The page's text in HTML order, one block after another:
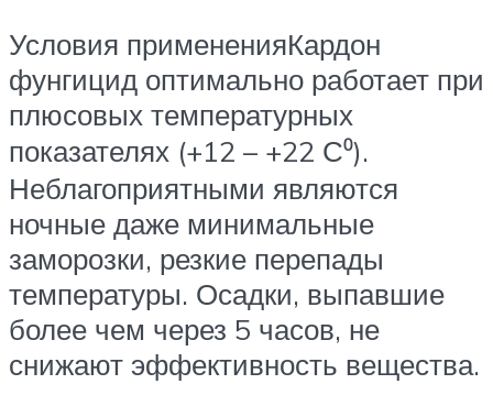
Условия примененияКардон
фунгицид оптимально работает при
плюсовых температурных
показателях (+12 – +22 С⁰).
Неблагоприятными являются
ночные даже минимальные
заморозки, резкие перепады
температуры. Осадки, выпавшие
более чем через 5 часов, не
снижают эффективность вещества.